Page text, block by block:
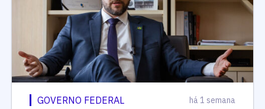
GOVERNO FEDERAL há 1 semana